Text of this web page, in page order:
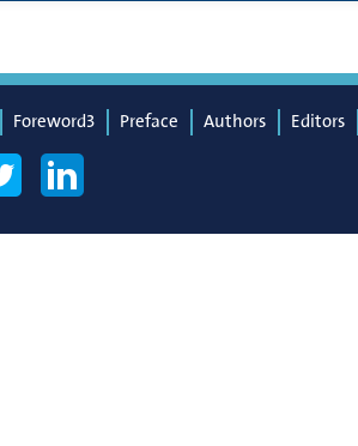
Foreword3 Preface Authors Editors